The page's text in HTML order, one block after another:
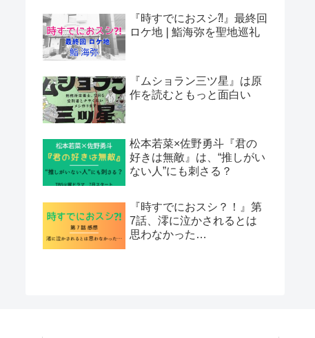
『時すでにおスシ⁈』最終回
ロケ地❘鮨海弥を聖地巡礼
『ムショラン三ツ星』は原
作を読むともっと面白い
松本若菜×佐野勇斗『君の
好きは無敵』は、“推しがい
ない人”にも刺さる？
『時すでにおスシ？！』第
7話、澪に泣かされるとは
思わなかった…